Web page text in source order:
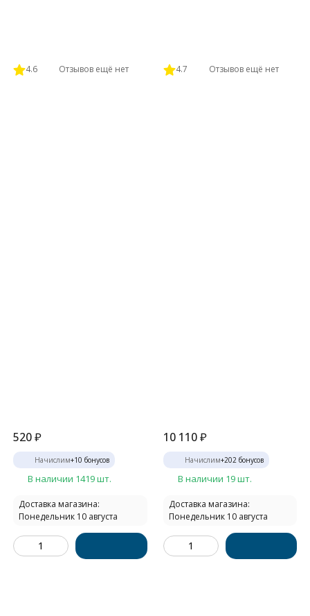
4.6 Отзывов ещё нет
520₽
Начислим+10 бонусов
В наличии 1419 шт.
Доставка магазина:
Понедельник 10 августа
4.7 Отзывов ещё нет
10 110 ₽
Начислим+202 бонусов
В наличии 19 шт.
Доставка магазина:
Понедельник 10 августа